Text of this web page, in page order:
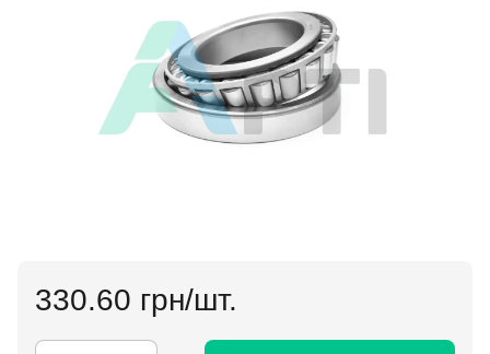
330.60 грн/шт.